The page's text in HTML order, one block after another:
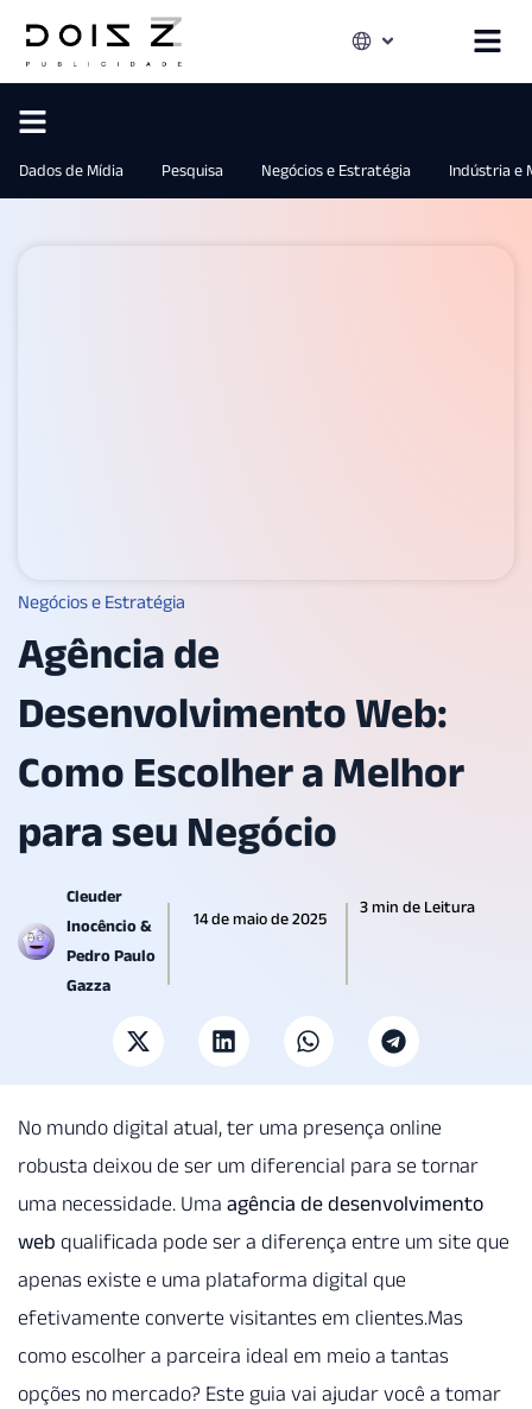
Dados de Mídia Pesquisa Negócios e Estratégia Indústria e
Negócios e Estratégia
Agência de
Desenvolvimento Web:
Como Escolher a Melhor
para seu Negócio
Cleuder
Inocêncio &
Pedro Paulo
Gazza
14 de maio de 2025
3 min de Leitura
No mundo digital atual, ter uma presença online
robusta deixou de ser um diferencial para se tornar
uma necessidade. Uma agência de desenvolvimento
web qualificada pode ser a diferença entre um site que
apenas existe e uma plataforma digital que
efetivamente converte visitantes em clientes.Mas
como escolher a parceira ideal em meio a tantas
opções no mercado? Este guia vai ajudar você a tomar